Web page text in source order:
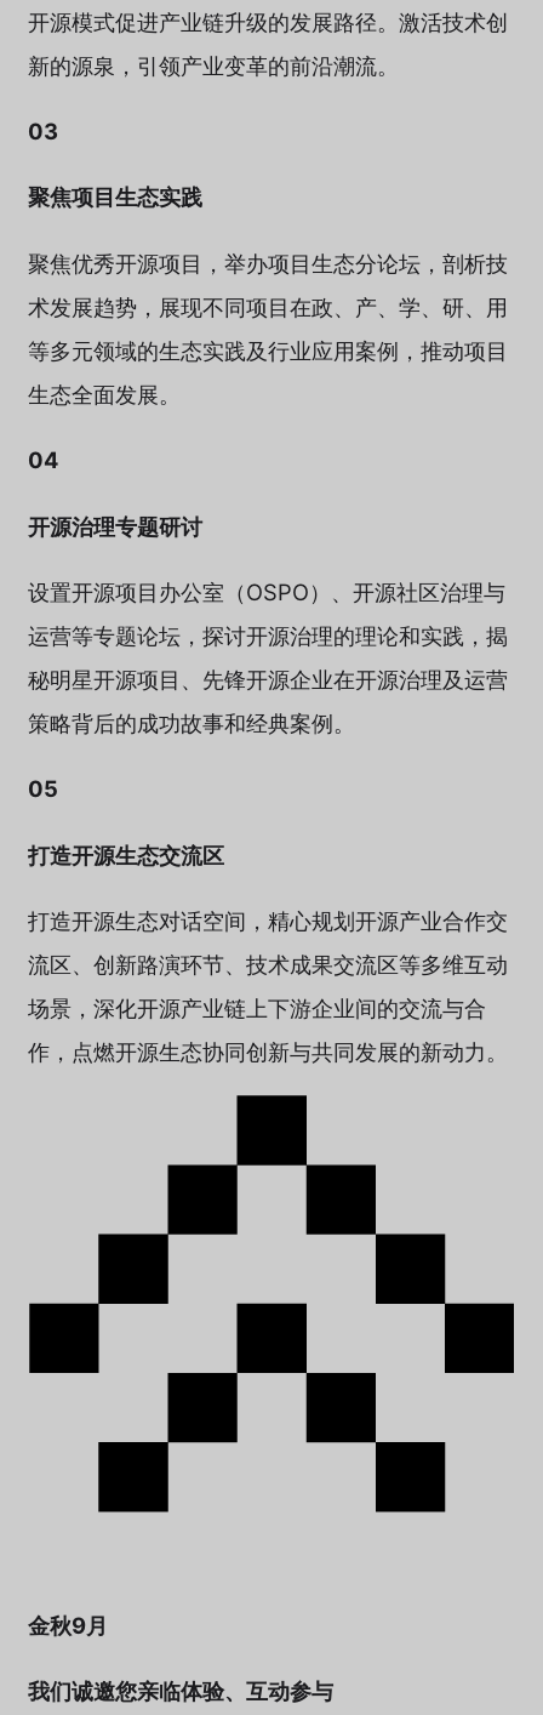
开源模式促进产业链升级的发展路径。激活技术创
新的源泉，引领产业变革的前沿潮流。
03
聚焦项目生态实践
聚焦优秀开源项目，举办项目生态分论坛，剖析技
术发展趋势，展现不同项目在政、产、学、研、用
等多元领域的生态实践及行业应用案例，推动项目
生态全面发展。
04
开源治理专题研讨
设置开源项目办公室（OSPO）、开源社区治理与
运营等专题论坛，探讨开源治理的理论和实践，揭
秘明星开源项目、先锋开源企业在开源治理及运营
策略背后的成功故事和经典案例。
05
打造开源生态交流区
打造开源生态对话空间，精心规划开源产业合作交
流区、创新路演环节、技术成果交流区等多维互动
场景，深化开源产业链上下游企业间的交流与合
作，点燃开源生态协同创新与共同发展的新动力。
金秋9月
我们诚邀您亲临体验、互动参与